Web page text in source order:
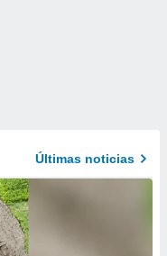
Últimas noticias